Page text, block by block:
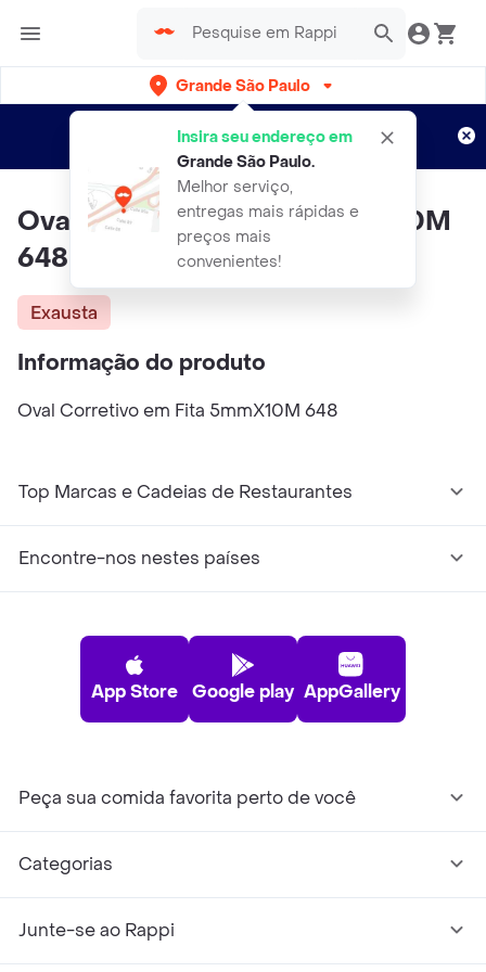
Grande São Paulo
Insira seu endereço em
Grande São Paulo.
Melhor serviço,
entregas mais rápidas e
preços mais
convenientes!
Entregas grátis por 15 dias!
Aplicam T&C
Oval Corretivo em Fita 5mmX10M
648
Exausta
Informação do produto
Oval Corretivo em Fita 5mmX10M 648
Top Marcas e Cadeias de Restaurantes
Encontre-nos nestes países
App Store Google play AppGallery
Peça sua comida favorita perto de você
Categorias
Junte-se ao Rappi